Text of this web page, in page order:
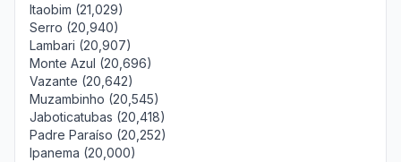
Itaobim (21,029)
Serro (20,940)
Lambari (20,907)
Monte Azul (20,696)
Vazante (20,642)
Muzambinho (20,545)
Jaboticatubas (20,418)
Padre Paraíso (20,252)
Ipanema (20,000)